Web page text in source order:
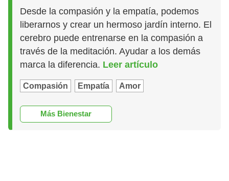
Desde la compasión y la empatía, podemos
liberarnos y crear un hermoso jardín interno. El
cerebro puede entrenarse en la compasión a
través de la meditación. Ayudar a los demás
marca la diferencia. Leer artículo
Compasión Empatía Amor
Más Bienestar